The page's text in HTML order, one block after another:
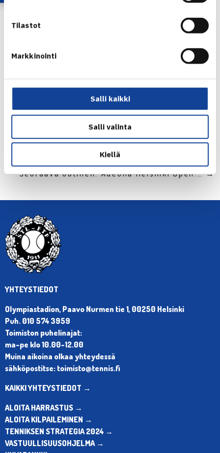
Tilastot
Markkinointi
Salli kaikki
Salli valinta
Kiellä
Jaa:
Seuraava uutinen: Adeona Helsinki Open:… →
YHTEYSTIEDOT
Olympiastadion, Paavo Nurmen tie 1, 00250 Helsinki
Puh. 010 574 3959
Toimiston puhelinajat:
ma-pe klo 10.00-12.00
Muina aikoina olkaa yhteydessä
sähköpostitse: toimisto@tennis.fi
KAIKKI YHTEYSTIEDOT →
ALOITA HARRASTUS →
ALOITA KILPAILEMINEN →
TENNIKSEN STRATEGIA 2024 →
VASTUULLISUUSOHJELMA →